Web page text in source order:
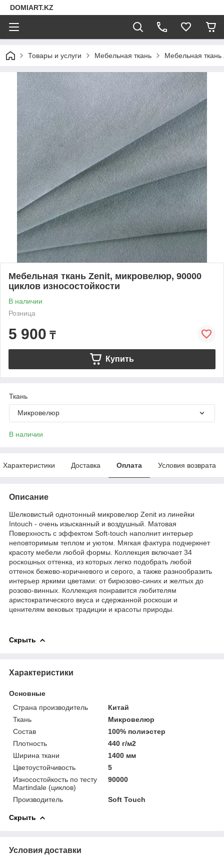
DOMIART.KZ
Товары и услуги Мебельная ткань Мебельная ткань
Мебельная ткань Zenit, микровелюр, 90000
циклов износостойкости
В наличии
Розница
5 900 ₸
Купить
Ткань
Микровелюр
В наличии
Характеристики Доставка Оплата Условия возврата
Описание
Шелковистый однотонный микровелюр Zenit из линейки
Intouch - очень изысканный и воздушный. Матовая
Поверхность с эффектом Soft-touch наполнит интерьер
неповторимым теплом и уютом. Мягкая фактура подчеркнет
красоту мебели любой формы. Коллекция включает 34
роскошных оттенка, из которых легко подобрать любой
оттенок бежево-коричневого и серого, а также разнообразить
интерьер яркими цветами: от бирюзово-синих и желтых до
розово-винных. Коллекция понравится любителям
аристократического вкуса и сдержанной роскоши и
ценителям вековых традиции и красоты природы.
Скрыть
Характеристики
Основные
Страна производитель
Китай
Ткань
Микровелюр
Состав
100% полиэстер
Плотность
440 г/м2
Ширина ткани
1400 мм
Цветоустойчивость
5
Износостойкость по тесту
Martindale (циклов)
90000
Производитель Soft Touch
Скрыть
Условия доставки